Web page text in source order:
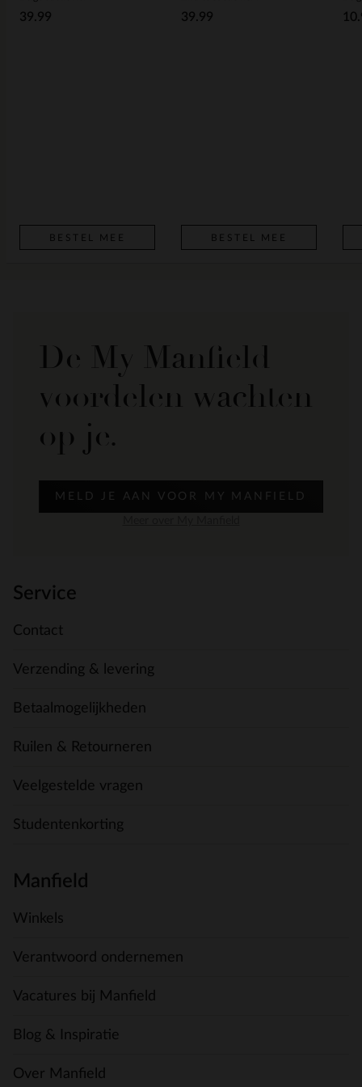
39.99
BESTEL MEE
39.99
BESTEL MEE
De My Manfield
voordelen wachten
op je.
MELD JE AAN VOOR MY MANFIELD
Service
Contact
Verzending & levering
Betaalmogelijkheden
Ruilen & Retourneren
Veelgestelde vragen
Studentenkorting
Manfield
Winkels
Verantwoord ondernemen
Vacatures bij Manfield
Blog & Inspiratie
Over Manfield